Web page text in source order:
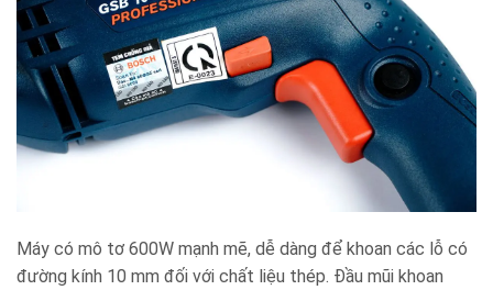
Máy có mô tơ 600W mạnh mẽ, dễ dàng để khoan các lỗ có
đường kính 10 mm đối với chất liệu thép. Đầu mũi khoan